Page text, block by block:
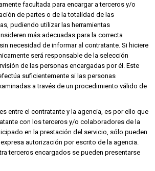
facultada para encargar a terceros y/o
de partes o de la totalidad de las
pudiendo utilizar las herramientas
más adecuadas para la correcta
necesidad de informar al contratante. Si hiciere
será responsable de la selección
de las personas encargadas por él. Este
suficientemente si las personas
a través de un procedimiento válido de
entre el contratante y la agencia, es por ello que
con los terceros y/o colaboradores de la
en la prestación del servicio, sólo pueden
autorización por escrito de la agencia.
terceros encargados se pueden presentarse